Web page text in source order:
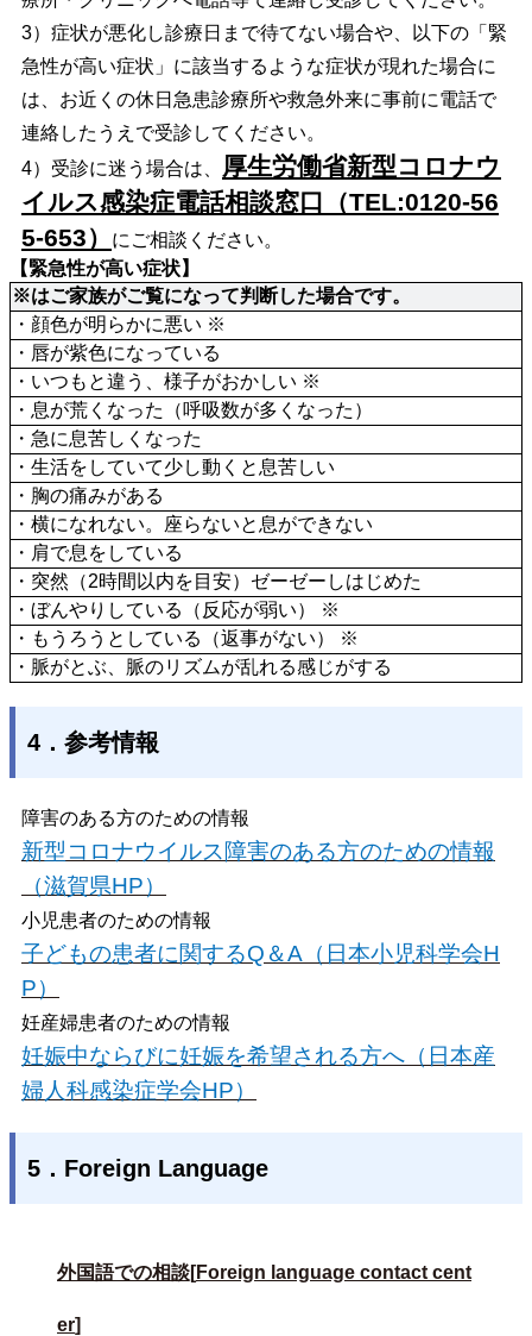
3）症状が悪化し診療日まで待てない場合や、以下の「緊
急性が高い症状」に該当するような症状が現れた場合に
は、お近くの休日急患診療所や救急外来に事前に電話で
連絡したうえで受診してください。
4）受診に迷う場合は、
厚生労働省新型コロナウ
イルス感染症電話相談窓口（TEL:0120-56
5-653）
にご相談ください。
【緊急性が高い症状】
※はご家族がご覧になって判断した場合です。
・顔色が明らかに悪い ※
・唇が紫色になっている
・いつもと違う、様子がおかしい ※
・息が荒くなった（呼吸数が多くなった）
・急に息苦しくなった
・生活をしていて少し動くと息苦しい
・胸の痛みがある
・横になれない。座らないと息ができない
・肩で息をしている
・突然（2時間以内を目安）ゼーゼーしはじめた
・ぼんやりしている（反応が弱い） ※
・もうろうとしている（返事がない） ※
・脈がとぶ、脈のリズムが乱れる感じがする
4．参考情報
障害のある方のための情報
新型コロナウイルス障害のある方のための情報
（滋賀県HP）
小児患者のための情報
子どもの患者に関するQ＆A（日本小児科学会H
P）
妊産婦患者のための情報
妊娠中ならびに妊娠を希望される方へ（日本産
婦人科感染症学会HP）
5．Foreign Language
外国語での相談[Foreign language contact cent
er]